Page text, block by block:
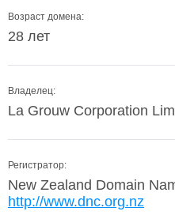
Возраст домена:
28 лет
Владелец:
La Grouw Corporation
Регистратор:
New Zealand Domain
http://www.dnc.org.nz